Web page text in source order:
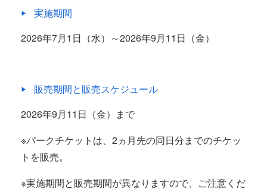
実施期間
2026年7月1日（水）～2026年9月11日（金）
販売期間と販売スケジュール
2026年9月11日（金）まで
※パークチケットは、2ヵ月先の同日分までのチケッ
トを販売。
※実施期間と販売期間が異なりますので、ご注意くだ